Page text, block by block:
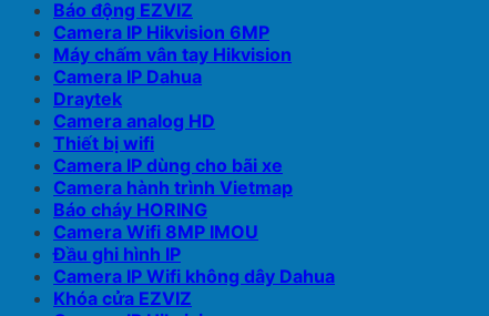
Báo động EZVIZ
Camera IP Hikvision 6MP
Máy chấm vân tay Hikvision
Camera IP Dahua
Draytek
Camera analog HD
Thiết bị wifi
Camera IP dùng cho bãi xe
Camera hành trình Vietmap
Báo cháy HORING
Camera Wifi 8MP IMOU
Đầu ghi hình IP
Camera IP Wifi không dây Dahua
Khóa cửa EZVIZ